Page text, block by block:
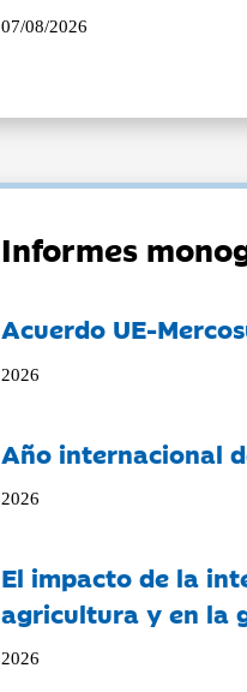
07/08/2026
Informes
Acuerdo UE-
2026
Año internacional
2026
El impacto de la
agricultura y en la
2026